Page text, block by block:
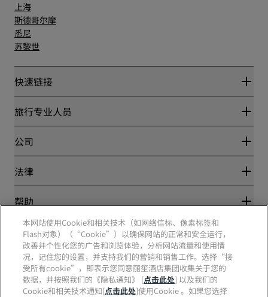
上海
斯德哥尔摩
悉尼
苏黎世
快速链接
丽赏会
Blog
目的地
丽笙酒店集团APP
体育认证酒店
家庭友好型酒店
旅行专业人员
合作伙伴
公司
丽笙酒店集团
工作机会 RHG
工作机会 PPHE
工作机会 EHL
The Club by RHG
发展机会
责任经营
采购
法律
隐私中心
丽赏会条款和条件
网站使用协议
数字无障碍
现代奴隶制声明
帮助
消费者警示
联系方式
常见问题
网站地图
社交媒体
丽笙酒店集团品牌
本网站使用Cookie和相关技术（如网络信标、像素标签和
Flash对象）（“Cookie”）以确保网站的正常和安全运行，
改善并个性化您的广告和浏览体验，分析网站流量和使用情
况，记住您的设置，并支持我们的营销和销售工作。选择“接
受所有cookie”，即表示您同意丽笙酒店集团收集关于您的
数据，并按照我们的《隐私通知》 [点击此处] 以及我们的
Cookie和相关技术通知[点击此处]使用Cookie 。如果您选择